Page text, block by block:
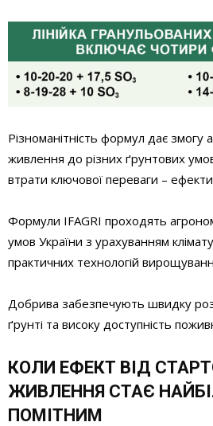
Різноманітність формул дає змогу
живлення до різних ґрунтових
втрати ключової переваги –
Формули IFAGRI проходять
умов України з урахуванням
практичних технологій
Добрива забезпечують швидку
ґрунті та високу доступність
КОЛИ ЕФЕКТ ВІД
ЖИВЛЕННЯ СТАЄ
ПОМІТНИМ